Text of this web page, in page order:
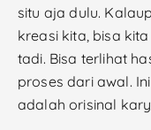
situ aja dulu.
kreasi kita, bisa
tadi. Bisa terlihat
proses dari awal.
adalah orisinal